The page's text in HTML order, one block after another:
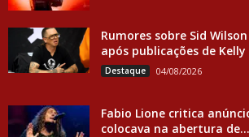
Rumores sobre Sid
após publicações de
Destaque 04/08/2026
Fabio Lione critica
colocava na abertura de...